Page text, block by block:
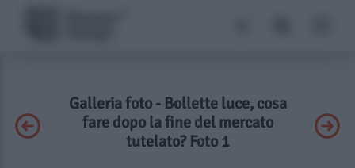
Galleria foto - Bollette luce, cosa
fare dopo la fine del mercato
tutelato? Foto 1